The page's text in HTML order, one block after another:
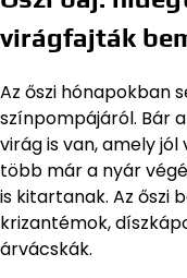
virágfajták
Az őszi hónapokban
színpompájáról. Bár
virág is van, amely jól
több már a nyár
is kitartanak. Az őszi
krizantémok,
árvácskák.